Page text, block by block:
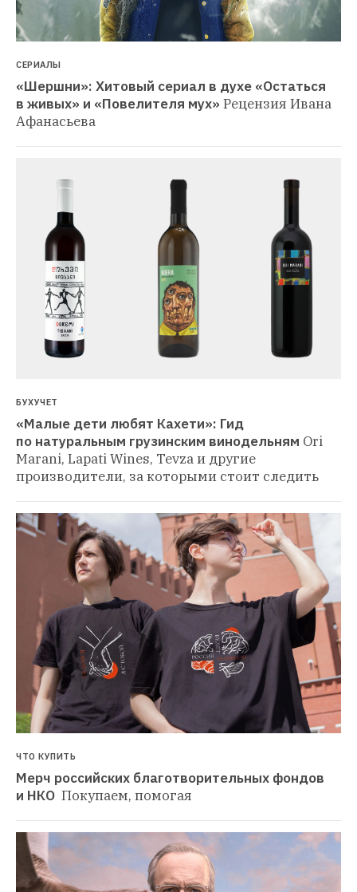
СЕРИАЛЫ
«Шершни»: Хитовый сериал в духе «Остаться
в живых» и «Повелителя мух» Рецензия Ивана
Афанасьева
БУХУЧЕТ
«Малые дети любят Кахети»: Гид
по натуральным грузинским винодельням Ori
Marani, Lapati Wines, Tevza и другие
производители, за которыми стоит следить
ЧТО КУПИТЬ
Мерч российских благотворительных фондов
и НКО Покупаем, помогая